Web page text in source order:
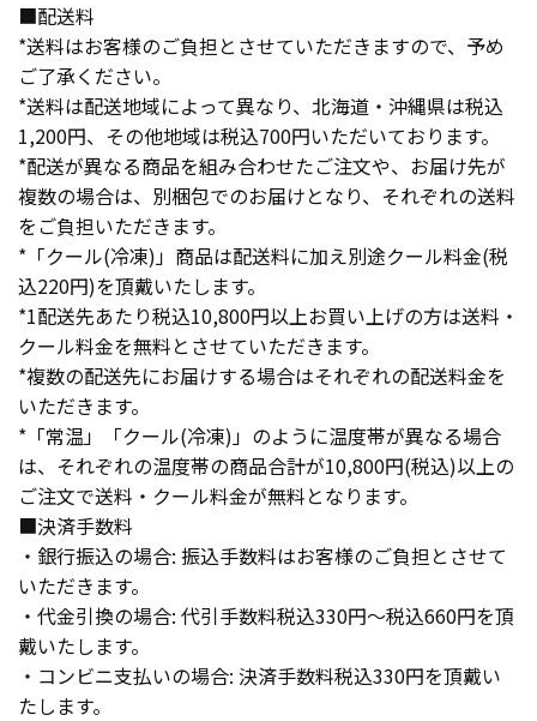
■配送料
*送料はお客様のご負担とさせていただきますので、予め
ご了承ください。
*送料は配送地域によって異なり、北海道・沖縄県は税込
1,200円、その他地域は税込700円いただいております。
*配送が異なる商品を組み合わせたご注文や、お届け先が
複数の場合は、別梱包でのお届けとなり、それぞれの送料
をご負担いただきます。
*「クール(冷凍)」商品は配送料に加え別途クール料金(税
込220円)を頂戴いたします。
*1配送先あたり税込10,800円以上お買い上げの方は送料・
クール料金を無料とさせていただきます。
*複数の配送先にお届けする場合はそれぞれの配送料金を
いただきます。
*「常温」「クール(冷凍)」のように温度帯が異なる場合
は、それぞれの温度帯の商品合計が10,800円(税込)以上の
ご注文で送料・クール料金が無料となります。
■決済手数料
・銀行振込の場合: 振込手数料はお客様のご負担とさせて
いただきます。
・代金引換の場合: 代引手数料税込330円～税込660円を頂
戴いたします。
・コンビニ支払いの場合: 決済手数料税込330円を頂戴い
たします。